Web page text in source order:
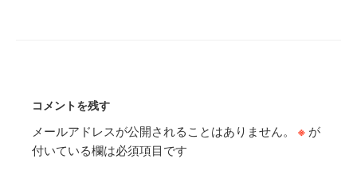
コメントを残す
メールアドレスが公開されることはありません。 ※ が
付いている欄は必須項目です